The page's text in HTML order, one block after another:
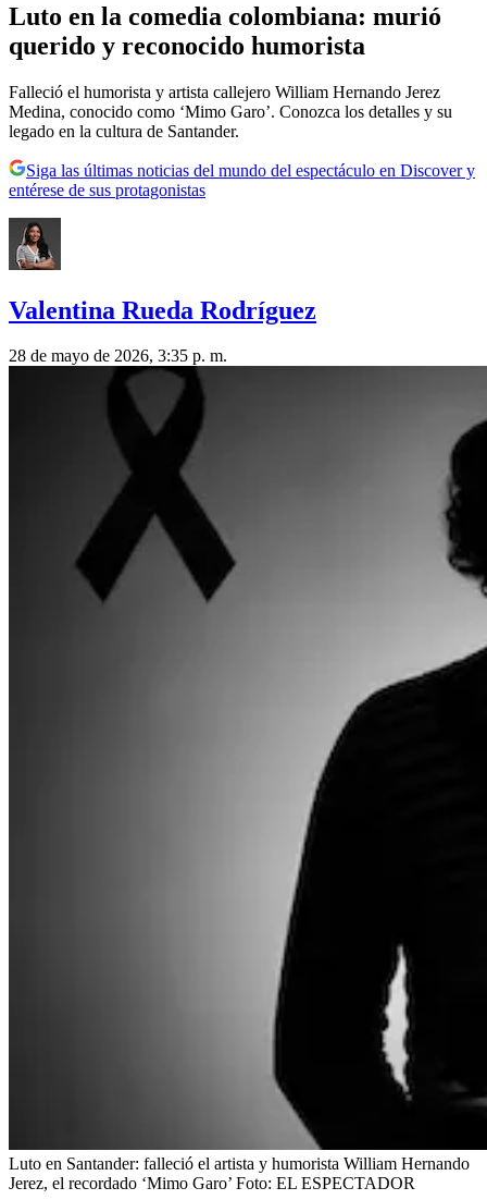
Luto en la comedia colombiana: murió
querido y reconocido humorista
Falleció el humorista y artista callejero William Hernando Jerez
Medina, conocido como ‘Mimo Garo’. Conozca los detalles y su
legado en la cultura de Santander.
Siga las últimas noticias del mundo del espectáculo en Discover y
entérese de sus protagonistas
Valentina Rueda Rodríguez
28 de mayo de 2026, 3:35 p. m.
Luto en Santander: falleció el artista y humorista William Hernando
Jerez, el recordado ‘Mimo Garo’ Foto: EL ESPECTADOR